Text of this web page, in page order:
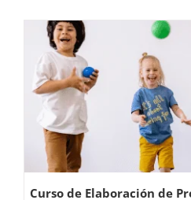
Curso de Elaboración de